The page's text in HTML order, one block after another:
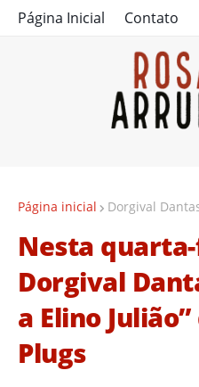
Página Inicial Contato
Página inicial Dorgival
Nesta
Dorgival
a Elino
Plugs